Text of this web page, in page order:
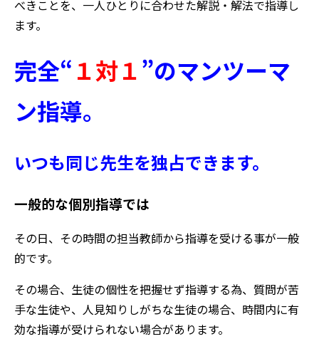
べきことを、一人ひとりに合わせた解説・解法で指導し
ます。
完全“１対１”のマンツーマ
ン指導。
いつも同じ先生を独占できます。
一般的な個別指導では
その日、その時間の担当教師から指導を受ける事が一般
的です。
その場合、生徒の個性を把握せず指導する為、質問が苦
手な生徒や、人見知りしがちな生徒の場合、時間内に有
効な指導が受けられない場合があります。